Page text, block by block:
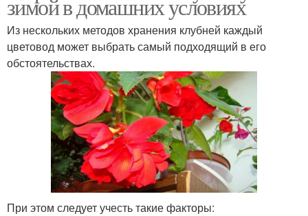
зимой в домашних условиях
Из нескольких методов хранения клубней каждый
цветовод может выбрать самый подходящий в его
обстоятельствах.
При этом следует учесть такие факторы: